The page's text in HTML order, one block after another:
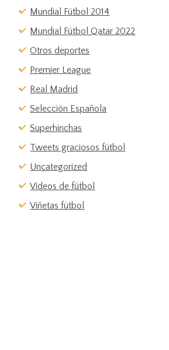
Mundial Fútbol 2014
Mundial Fútbol Qatar 2022
Otros deportes
Premier League
Real Madrid
Selección Española
Superhinchas
Tweets graciosos fútbol
Uncategorized
Vídeos de fútbol
Viñetas fútbol